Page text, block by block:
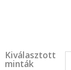
Kiválasztott
minták